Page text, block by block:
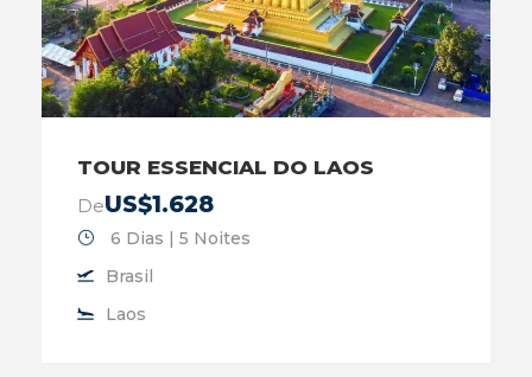
TOUR ESSENCIAL DO LAOS
DeUS$1.628
6 Dias | 5 Noites
Brasil
Laos